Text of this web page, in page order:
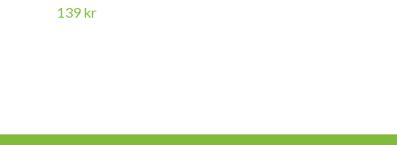
139 kr